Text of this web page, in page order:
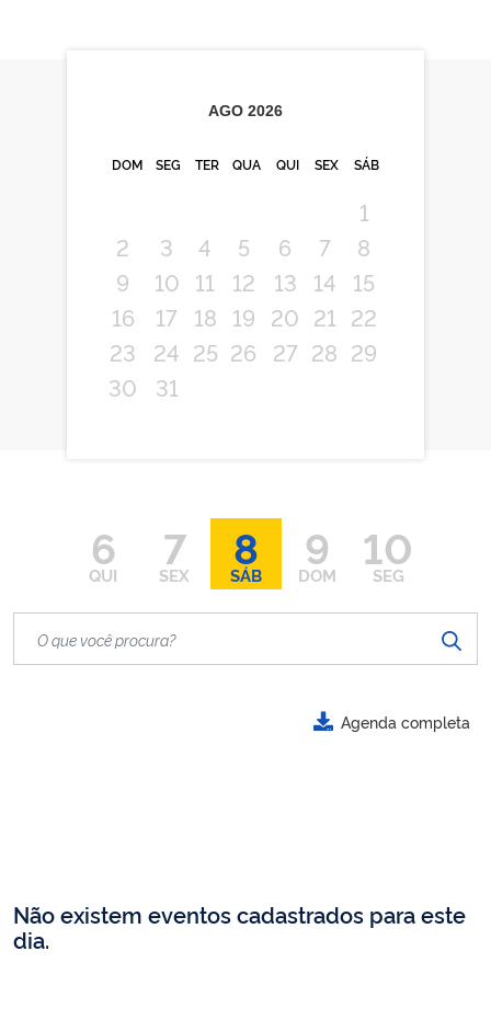
AGO 2026
DOM SEG TER QUA QUI SEX SÁB
1
2
3 4 5 6 7
8
9
10 11 12 13 14
15
16
17 18 19 20 21
22
23
24 25 26 27 28 29
30
31
6
QUI
7
SEX
8
SÁB
9
DOM
10
SEG
Agenda completa
Não existem eventos cadastrados para este
dia.